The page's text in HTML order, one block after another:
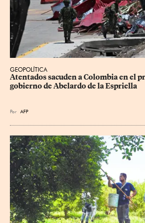
GEOPOLÍTICA
Atentados sacuden a Colombia en el
gobierno de Abelardo de la Espriella
Por AFP